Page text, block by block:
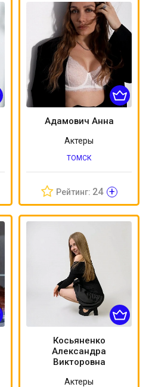
Адамович Анна
Актеры
ТОМСК
Рейтинг: 24 +
Косьяненко
Александра
Викторовна
Актеры